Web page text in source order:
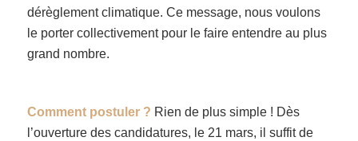
dérèglement climatique. Ce message, nous voulons
le porter collectivement pour le faire entendre au plus
grand nombre.
Comment postuler ? Rien de plus simple ! Dès
l’ouverture des candidatures, le 21 mars, il suffit de